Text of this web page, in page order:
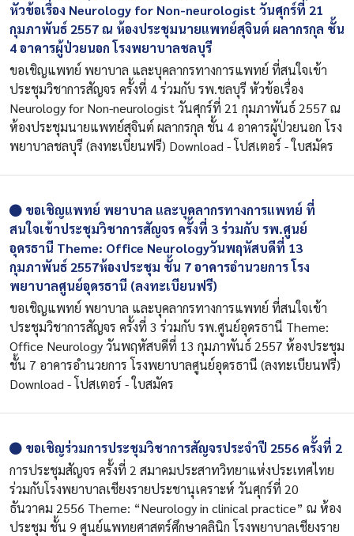
หัวข้อเรื่อง Neurology for Non-neurologist วันศุกร์ที่ 21
กุมภาพันธ์ 2557 ณ ห้องประชุมนายแพทย์สุจินต์ ผลากรกุล ชั้น
4 อาคารผู้ป่วยนอก โรงพยาบาลชลบุรี
ขอเชิญแพทย์ พยาบาล และบุคลากรทางการแพทย์ ที่สนใจเข้า
ประชุมวิชาการสัญจร ครั้งที่ 4 ร่วมกับ รพ.ชลบุรี หัวข้อเรื่อง
Neurology for Non-neurologist วันศุกร์ที่ 21 กุมภาพันธ์ 2557 ณ
ห้องประชุมนายแพทย์สุจินต์ ผลากรกุล ชั้น 4 อาคารผู้ป่วยนอก โรง
พยาบาลชลบุรี (ลงทะเบียนฟรี) Download - โปสเตอร์ - ใบสมัคร
ขอเชิญแพทย์ พยาบาล และบุคลากรทางการแพทย์ ที่
สนใจเข้าประชุมวิชาการสัญจร ครั้งที่ 3 ร่วมกับ รพ.ศูนย์
อุดรธานี Theme: Office Neurologyวันพฤหัสบดีที่ 13
กุมภาพันธ์ 2557ห้องประชุม ชั้น 7 อาคารอำนวยการ โรง
พยาบาลศูนย์อุดรธานี (ลงทะเบียนฟรี)
ขอเชิญแพทย์ พยาบาล และบุคลากรทางการแพทย์ ที่สนใจเข้า
ประชุมวิชาการสัญจร ครั้งที่ 3 ร่วมกับ รพ.ศูนย์อุดรธานี Theme:
Office Neurology วันพฤหัสบดีที่ 13 กุมภาพันธ์ 2557 ห้องประชุม
ชั้น 7 อาคารอำนวยการ โรงพยาบาลศูนย์อุดรธานี (ลงทะเบียนฟรี)
Download - โปสเตอร์ - ใบสมัคร
ขอเชิญร่วมการประชุมวิชาการสัญจรประจำปี 2556 ครั้งที่ 2
การประชุมสัญจร ครั้งที่ 2 สมาคมประสาทวิทยาแห่งประเทศไทย
ร่วมกับโรงพยาบาลเชียงรายประชานุเคราะห์ วันศุกร์ที่ 20
ธันวาคม 2556 Theme: “Neurology in clinical practice” ณ ห้อง
ประชุม ชั้น 9 ศูนย์แพทยศาสตร์ศึกษาคลินิก โรงพยาบาลเชียงราย